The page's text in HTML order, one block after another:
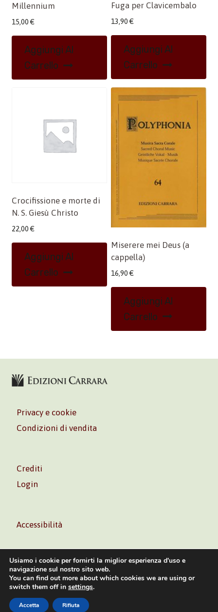
Millennium
15,00 €
Aggiungi Al
Carrello
Fuga per Clavicembalo
13,90 €
Aggiungi Al
Carrello
Crocifissione e morte di
N. S. Giesù Christo
22,00 €
Aggiungi Al
Carrello
Miserere mei Deus (a
cappella)
16,90 €
Aggiungi Al
Carrello
Privacy e cookie
Condizioni di vendita
Crediti
Login
Accessibilità
Volontè & Co. Srl – P.I. 06181480960 –info@volonte-
Usiamo i cookie per fornirti la miglior esperienza d'uso e
navigazione sul nostro sito web.
You can find out more about which cookies we are using or
switch them off in settings.
Accetta Rifiuta